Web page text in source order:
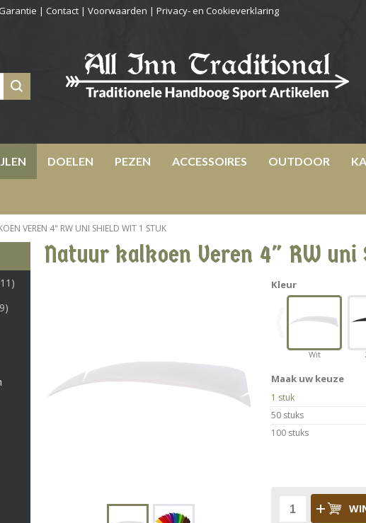
Garantie | Contact | Voorwaarden | Privacy- en Cookieverklaring
DOELEN PEZEN ACCESSOIRES OUTDOOR
VEREN 4" RW UNI SHIELD WIT 1 STUK
Natuur kalkoen Veren 4" RW uni
Kleur
Wit
Maak uw keuze
1 stuk
50 stuks
100 stuks